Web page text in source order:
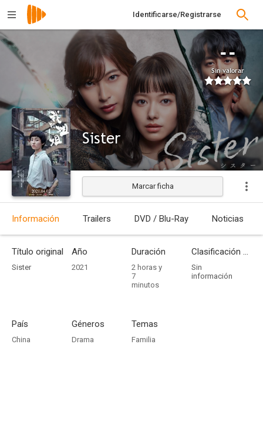
Identificarse/Registrarse
--
Sin valorar
Sister
Estrenada
Marcar ficha
Información Trailers DVD / Blu-Ray Noticias
Título original
Sister
Año
2021
Duración
2 horas y
7
minutos
Clasificación por edades
Sin
información
País
China
Géneros
Drama
Temas
Familia